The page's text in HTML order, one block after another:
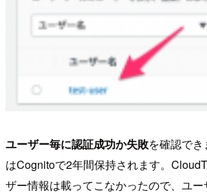
ユーザー毎に認証成功か失敗を確認で
はCognitoで2年間保持されます。
ザー情報は載ってこなかったので、ユ